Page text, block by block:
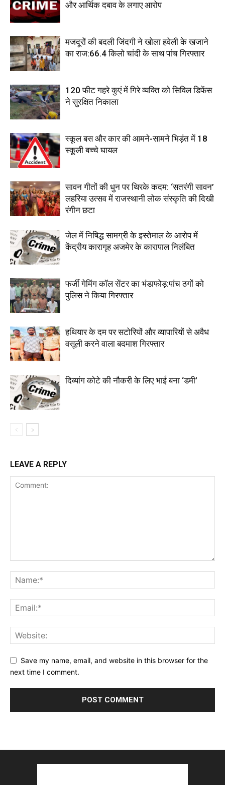
और आर्थिक दबाव के लगाए आरोप
मजदूरों की बदली जिंदगी ने खोला हवेली के खजाने
का राज:66.4 किलो चांदी के साथ पांच गिरफ्तार
120 फीट गहरे कुएं में गिरे व्यक्ति को सिविल डिफेंस
ने सुरक्षित निकाला
स्कूल बस और कार की आमने-सामने भिड़ंत में 18
स्कूली बच्चे घायल
सावन गीतों की धुन पर थिरके कदम: ‘सतरंगी सावन’
लहरिया उत्सव में राजस्थानी लोक संस्कृति की दिखी
रंगीन छटा
जेल में निषिद्ध सामग्री के इस्तेमाल के आरोप में
केंद्रीय कारागृह अजमेर के कारापाल निलंबित
फर्जी गेमिंग कॉल सेंटर का भंडाफोड़:पांच ठगों को
पुलिस ने किया गिरफ्तार
हथियार के दम पर सटोरियों और व्यापारियों से अवैध
वसूली करने वाला बदमाश गिरफ्तार
दिव्यांग कोटे की नौकरी के लिए भाई बना ‘डमी’
LEAVE A REPLY
Save my name, email, and website in this browser for the
next time I comment.